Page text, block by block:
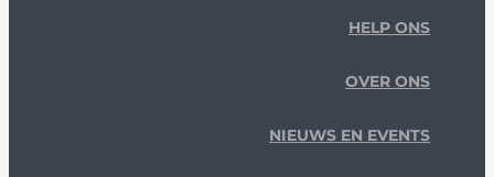
HELP ONS
OVER ONS
NIEUWS EN EVENTS